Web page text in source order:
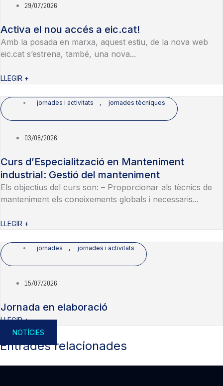
29/07/2026
Activa el nou accés a eic.cat!
Amb la posada en marxa, aquest estiu, de la nova web
eic.cat s’estrena, també, una nova...
LLEGIR +
jornades i activitats , jornades tècniques
03/08/2026
Curs d’Especialització en Manteniment
industrial: Gestió del manteniment
Els objectius del curs son: – Proporcionar als tècnics de
manteniment els coneixements globals i necessaris...
LLEGIR +
jornades , jornades i activitats
15/07/2026
Jornada en elaboració
LLEGIR +
NOTÍCIES
Entrades relacionades